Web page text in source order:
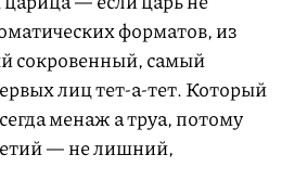
форматов, из
сокровенный, самый
лиц тет-а-тет. Который
менаж а труа, потому
— не лишний,